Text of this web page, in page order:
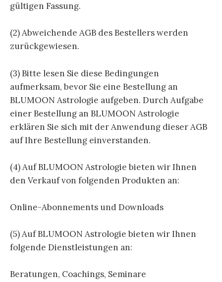
gültigen Fassung.
(2) Abweichende AGB des Bestellers werden
zurückgewiesen.
(3) Bitte lesen Sie diese Bedingungen
aufmerksam, bevor Sie eine Bestellung an
BLUMOON Astrologie aufgeben. Durch Aufgabe
einer Bestellung an BLUMOON Astrologie
erklären Sie sich mit der Anwendung dieser AGB
auf Ihre Bestellung einverstanden.
(4) Auf BLUMOON Astrologie bieten wir Ihnen
den Verkauf von folgenden Produkten an:
Online-Abonnements und Downloads
(5) Auf BLUMOON Astrologie bieten wir Ihnen
folgende Dienstleistungen an:
Beratungen, Coachings, Seminare